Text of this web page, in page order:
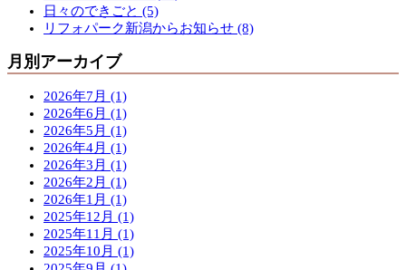
日々のできごと (5)
リフォパーク新潟からお知らせ (8)
月別アーカイブ
2026年7月 (1)
2026年6月 (1)
2026年5月 (1)
2026年4月 (1)
2026年3月 (1)
2026年2月 (1)
2026年1月 (1)
2025年12月 (1)
2025年11月 (1)
2025年10月 (1)